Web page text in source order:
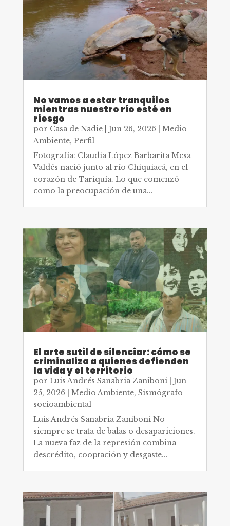
No vamos a estar tranquilos
mientras nuestro río esté en
riesgo
por Casa de Nadie| Jun 26, 2026
Medio
Ambiente, Perfil
Fotografía: Claudia López Barbarita Mesa
Valdés nació junto al río Chiquiacá, en el
corazón de Tariquía. Lo que comenzó
como la preocupación de una...
El arte sutil de silenciar: cómo se
criminaliza a quienes defienden
la vida y el territorio
por Luis Andrés Sanabria Zaniboni| Jun
25, 2026
Medio Ambiente, Sismógrafo
socioambiental
Luis Andrés Sanabria Zaniboni No
siempre se trata de balas o desapariciones.
La nueva faz de la represión combina
descrédito, cooptación y desgaste...